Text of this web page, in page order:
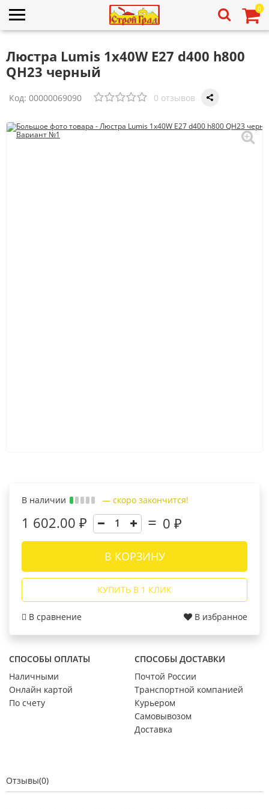
0
Люстра Lumis 1х40W E27 d400 h800
QH23 черный
Код: 00000069090 0 отзывов
В наличии — скоро закончится!
1 602.00 ₽ 0 ₽
В КОРЗИНУ
КУПИТЬ В 1 КЛИК
В сравнение В избранное
СПОСОБЫ ОПЛАТЫ
Наличными
Онлайн картой
По счету
СПОСОБЫ ДОСТАВКИ
Почтой России
Транспортной компанией
Курьером
Самовывозом
Доставка
Отзывы(0)